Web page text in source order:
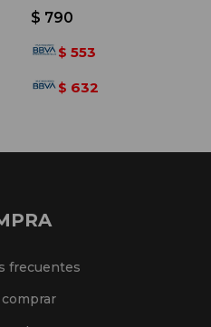
$ 790
$ 553
$ 632
frecuentes